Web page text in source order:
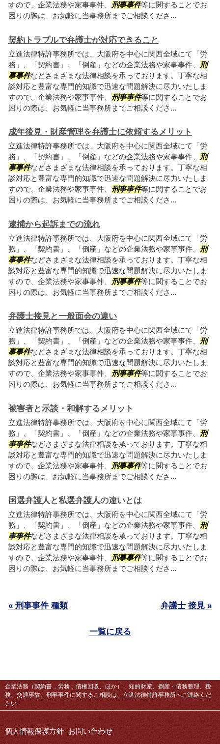
すので、企業法務や家事事件、 刑事事件等に関することでお
困りの際は、お気軽に当事務所までご相談くださ...
契約トラブルで弁護士が対応できること
立進法律特許事務所では、大阪府を中心に関西全域にて「労
務」、「契約書」、「倒産」などの企業法務や家事事件、 刑
事事件などさまざまな法律相談を承っております。丁寧な相
談対応と豊富な専門的知識で迅速な問題解決に尽力いたしま
すので、企業法務や家事事件、 刑事事件等に関することでお
困りの際は、お気軽に当事務所までご相談くださ...
成年後見・財産管理を弁護士に依頼するメリット
立進法律特許事務所では、大阪府を中心に関西全域にて「労
務」、「契約書」、「倒産」などの企業法務や家事事件、 刑
事事件などさまざまな法律相談を承っております。丁寧な相
談対応と豊富な専門的知識で迅速な問題解決に尽力いたしま
すので、企業法務や家事事件、 刑事事件等に関することでお
困りの際は、お気軽に当事務所までご相談くださ...
逮捕から起訴までの流れ
立進法律特許事務所では、大阪府を中心に関西全域にて「労
務」、「契約書」、「倒産」などの企業法務や家事事件、 刑
事事件などさまざまな法律相談を承っております。丁寧な相
談対応と豊富な専門的知識で迅速な問題解決に尽力いたしま
すので、企業法務や家事事件、 刑事事件等に関することでお
困りの際は、お気軽に当事務所までご相談くださ...
弁護士接見と一般面会の違い
立進法律特許事務所では、大阪府を中心に関西全域にて「労
務」、「契約書」、「倒産」などの企業法務や家事事件、 刑
事事件などさまざまな法律相談を承っております。丁寧な相
談対応と豊富な専門的知識で迅速な問題解決に尽力いたしま
すので、企業法務や家事事件、 刑事事件等に関することでお
困りの際は、お気軽に当事務所までご相談くださ...
被害者と示談・和解するメリット
立進法律特許事務所では、大阪府を中心に関西全域にて「労
務」、「契約書」、「倒産」などの企業法務や家事事件、 刑
事事件などさまざまな法律相談を承っております。丁寧な相
談対応と豊富な専門的知識で迅速な問題解決に尽力いたしま
すので、企業法務や家事事件、 刑事事件等に関することでお
困りの際は、お気軽に当事務所までご相談くださ...
国選弁護人と私選弁護人の違いとは
立進法律特許事務所では、大阪府を中心に関西全域にて「労
務」、「契約書」、「倒産」などの企業法務や家事事件、 刑
事事件などさまざまな法律相談を承っております。丁寧な相
談対応と豊富な専門的知識で迅速な問題解決に尽力いたしま
すので、企業法務や家事事件、 刑事事件等に関することでお
困りの際は、お気軽に当事務所までご相談くださ...
« 刑事事件 種類 弁護士 接見 »
一覧に戻る
企業法務（契約書，労務，債権回収、ほか）、知的財産、倒産・債務整理、税
務、交通事故、刑事事件に関するご相談は、立進法律特許事務所へご連絡くだ
さい
個人情報保護方針 お問い合わせ